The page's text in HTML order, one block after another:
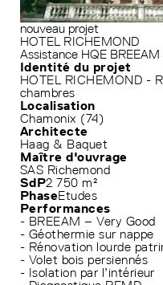
nouveau projet
HOTEL RICHEMOND
Assistance HQE BREEAM
Identité du projet
HOTEL RICHEMOND -
chambres
Localisation
Chamonix (74)
Architecte
Haag & Baquet
Maître d'ouvrage
SAS Richemond
SdP2 750 m²
PhaseEtudes
Performances
- BREEAM – Very Good
- Géothermie sur nappe
- Rénovation lourde
- Volet bois persiennés
- Isolation par l’intérieur